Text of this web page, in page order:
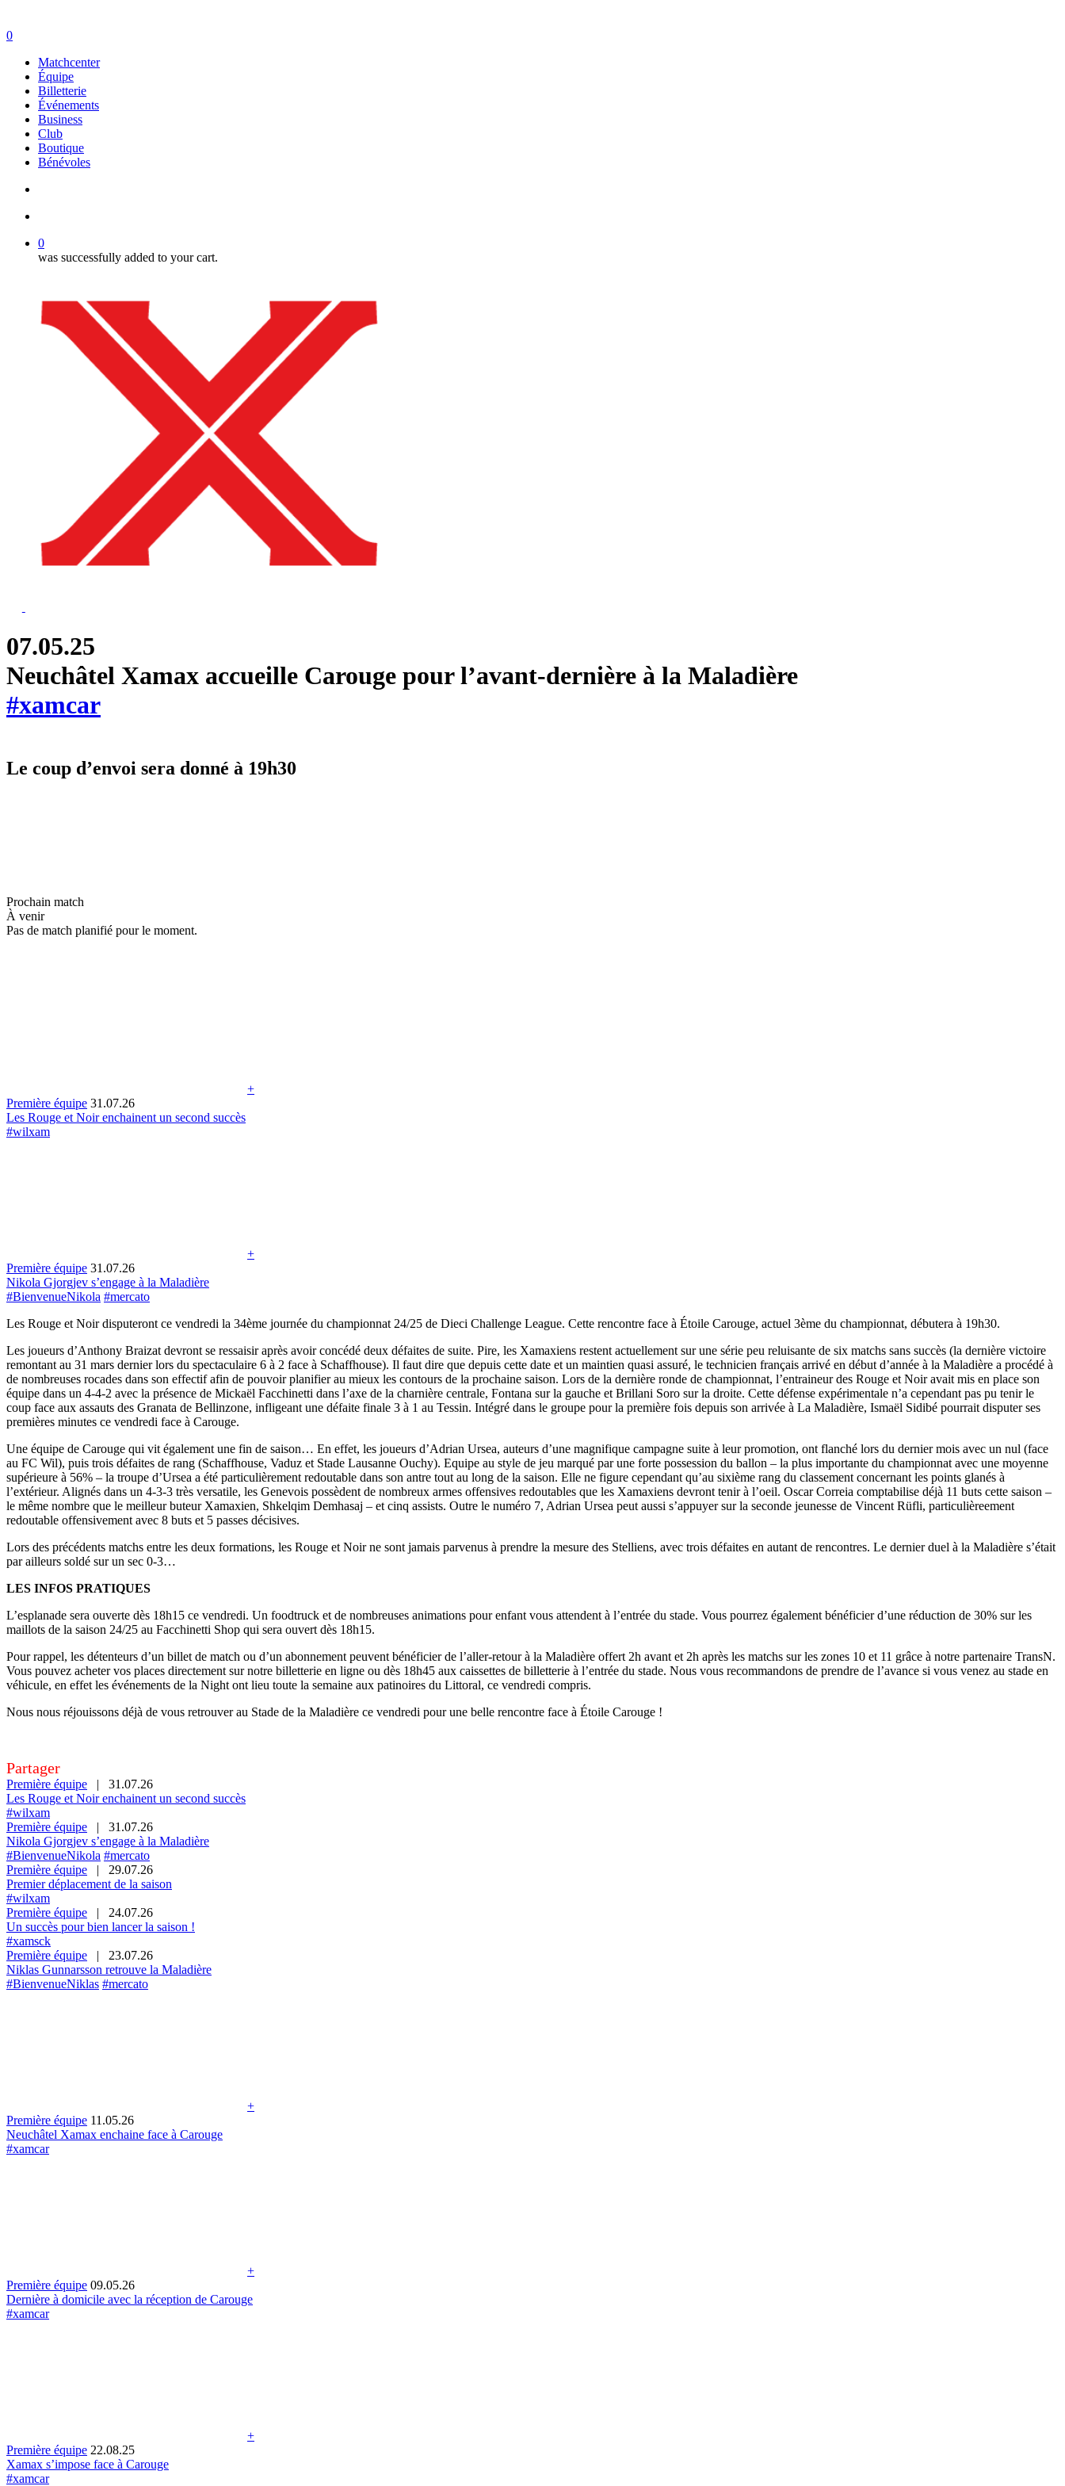
search
account
0
Matchcenter
Équipe
Billetterie
Événements
Business
Club
Boutique
Bénévoles
0
was successfully added to your cart.
07.05.25
Neuchâtel Xamax accueille Carouge pour l’avant-dernière à la Maladière
#xamcar
Le coup d’envoi sera donné à 19h30
Prochain match
À venir
Pas de match planifié pour le moment.
+
Première équipe 31.07.26
Les Rouge et Noir enchainent un second succès
#wilxam
+
Première équipe 31.07.26
Nikola Gjorgjev s’engage à la Maladière
#BienvenueNikola #mercato
Les Rouge et Noir disputeront ce vendredi la 34ème journée du championnat 24/25 de Dieci Challenge League. Cette rencontre face à Étoile Carouge, actuel 3ème du championnat, débutera à 19h30.
Les joueurs d’Anthony Braizat devront se ressaisir après avoir concédé deux défaites de suite. Pire, les Xamaxiens restent actuellement sur une série peu reluisante de six matchs sans succès (la dernière victoire
remontant au 31 mars dernier lors du spectaculaire 6 à 2 face à Schaffhouse). Il faut dire que depuis cette date et un maintien quasi assuré, le technicien français arrivé en début d’année à la Maladière a procédé à
de nombreuses rocades dans son effectif afin de pouvoir planifier au mieux les contours de la prochaine saison. Lors de la dernière ronde de championnat, l’entraineur des Rouge et Noir avait mis en place son
équipe dans un 4-4-2 avec la présence de Mickaël Facchinetti dans l’axe de la charnière centrale, Fontana sur la gauche et Brillani Soro sur la droite. Cette défense expérimentale n’a cependant pas pu tenir le
coup face aux assauts des Granata de Bellinzone, infligeant une défaite finale 3 à 1 au Tessin. Intégré dans le groupe pour la première fois depuis son arrivée à La Maladière, Ismaël Sidibé pourrait disputer ses
premières minutes ce vendredi face à Carouge.
Une équipe de Carouge qui vit également une fin de saison… En effet, les joueurs d’Adrian Ursea, auteurs d’une magnifique campagne suite à leur promotion, ont flanché lors du dernier mois avec un nul (face
au FC Wil), puis trois défaites de rang (Schaffhouse, Vaduz et Stade Lausanne Ouchy). Equipe au style de jeu marqué par une forte possession du ballon – la plus importante du championnat avec une moyenne
supérieure à 56% – la troupe d’Ursea a été particulièrement redoutable dans son antre tout au long de la saison. Elle ne figure cependant qu’au sixième rang du classement concernant les points glanés à
l’extérieur. Alignés dans un 4-3-3 très versatile, les Genevois possèdent de nombreux armes offensives redoutables que les Xamaxiens devront tenir à l’oeil. Oscar Correia comptabilise déjà 11 buts cette saison –
le même nombre que le meilleur buteur Xamaxien, Shkelqim Demhasaj – et cinq assists. Outre le numéro 7, Adrian Ursea peut aussi s’appuyer sur la seconde jeunesse de Vincent Rüfli, particulièreement
redoutable offensivement avec 8 buts et 5 passes décisives.
Lors des précédents matchs entre les deux formations, les Rouge et Noir ne sont jamais parvenus à prendre la mesure des Stelliens, avec trois défaites en autant de rencontres. Le dernier duel à la Maladière s’était
par ailleurs soldé sur un sec 0-3…
LES INFOS PRATIQUES
L’esplanade sera ouverte dès 18h15 ce vendredi. Un foodtruck et de nombreuses animations pour enfant vous attendent à l’entrée du stade. Vous pourrez également bénéficier d’une réduction de 30% sur les
maillots de la saison 24/25 au Facchinetti Shop qui sera ouvert dès 18h15.
Pour rappel, les détenteurs d’un billet de match ou d’un abonnement peuvent bénéficier de l’aller-retour à la Maladière offert 2h avant et 2h après les matchs sur les zones 10 et 11 grâce à notre partenaire TransN.
Vous pouvez acheter vos places directement sur notre billetterie en ligne ou dès 18h45 aux caissettes de billetterie à l’entrée du stade. Nous vous recommandons de prendre de l’avance si vous venez au stade en
véhicule, en effet les événements de la Night ont lieu toute la semaine aux patinoires du Littoral, ce vendredi compris.
Nous nous réjouissons déjà de vous retrouver au Stade de la Maladière ce vendredi pour une belle rencontre face à Étoile Carouge !
Partager
Première équipe |
31.07.26
Les Rouge et Noir enchainent un second succès
#wilxam
Première équipe
|
31.07.26
Nikola Gjorgjev s’engage à la Maladière
#BienvenueNikola #mercato
Première équipe
|
29.07.26
Premier déplacement de la saison
#wilxam
Première équipe
|
24.07.26
Un succès pour bien lancer la saison !
#xamsck
Première équipe
|
23.07.26
Niklas Gunnarsson retrouve la Maladière
#BienvenueNiklas #mercato
+
Première équipe 11.05.26
Neuchâtel Xamax enchaine face à Carouge
#xamcar
+
Première équipe 09.05.26
Dernière à domicile avec la réception de Carouge
#xamcar
+
Première équipe 22.08.25
Xamax s’impose face à Carouge
#xamcar